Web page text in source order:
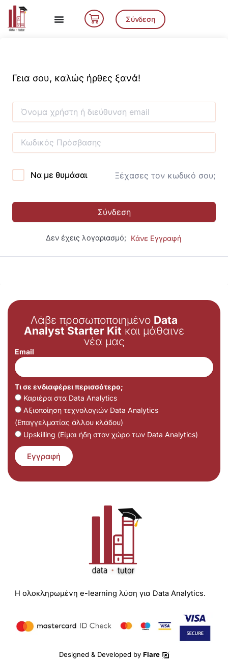
Μετάβαση
περιεχόμενο
Cart Σύνδεση
Γεια σου, καλώς ήρθες ξανά!
Να με θυμάσαι Ξέχασες τον κωδικό σου;
Σύνδεση
Δεν έχεις λογαριασμό; Κάνε Εγγραφή
Λάβε προσωποποιημένο Data
Analyst Starter Kit και μάθαινε
νέα μας
Email
Τι σε ενδιαφέρει περισσότερο;
Καριέρα στα Data Analytics
Αξιοποίηση τεχνολογιών Data Analytics
(Επαγγελματίας άλλου κλάδου)
Upskilling (Είμαι ήδη στον χώρο των Data Analytics)
Εγγραφή
Η ολοκληρωμένη e-learning λύση για Data Analytics.
Designed & Developed by Flare